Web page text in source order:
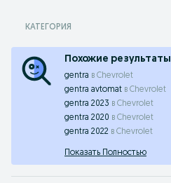
КАТЕГОРИЯ
Похожие результаты
gentra в Chevrolet
gentra avtomat в Chevrolet
gentra 2023 в Chevrolet
gentra 2020 в Chevrolet
gentra 2022 в Chevrolet
Показать Полностью